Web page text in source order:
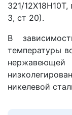
321/12Х18Н10Т,
3, ст 20).
В
температуры
никелевой